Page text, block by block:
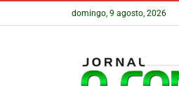
domingo, 9 agosto, 2026